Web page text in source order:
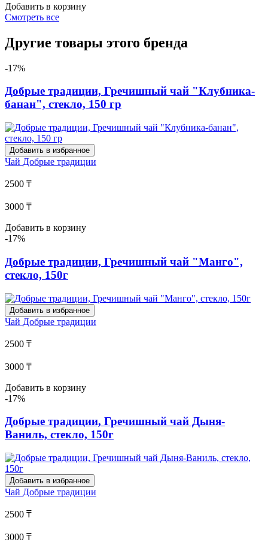
Добавить в корзину
Смотреть все
Другие товары этого бренда
-17%
Добрые традиции, Гречишный чай "Клубника-
банан", стекло, 150 гр
Добавить в избранное
Чай Добрые традиции
2500 ₸
3000 ₸
Добавить в корзину
-17%
Добрые традиции, Гречишный чай "Манго",
стекло, 150г
Добавить в избранное
Чай Добрые традиции
2500 ₸
3000 ₸
Добавить в корзину
-17%
Добрые традиции, Гречишный чай Дыня-
Ваниль, стекло, 150г
Добавить в избранное
Чай Добрые традиции
2500 ₸
3000 ₸